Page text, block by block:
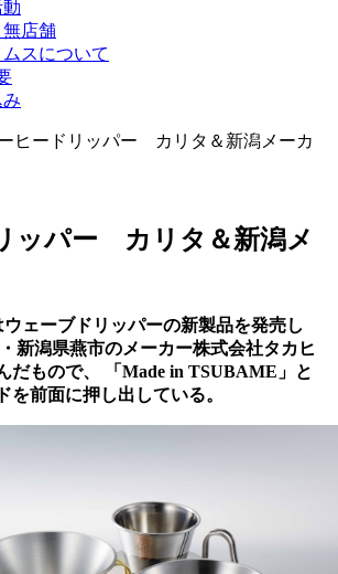
店舗
スについて
ヒードリッパー カリタ＆新潟メーカ
ッパー カリタ＆新潟メ
ェーブドリッパーの新製品を発売し
新潟県燕市のメーカー株式会社タカヒ
だもので、 「Made in TSUBAME」と
を前面に押し出している。